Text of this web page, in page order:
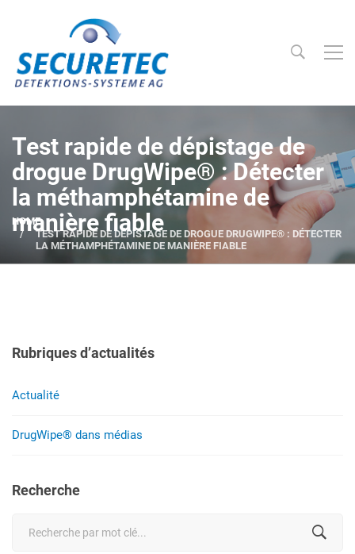
Test rapide de dépistage de
drogue DrugWipe® : Détecter
la méthamphétamine de
manière fiable
HOME
TEST RAPIDE DE DÉPISTAGE DE DROGUE DRUGWIPE® : DÉTECTER
LA MÉTHAMPHÉTAMINE DE MANIÈRE FIABLE
Rubriques d’actualités
Actualité
DrugWipe® dans médias
Recherche